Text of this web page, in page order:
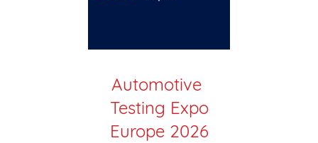
Automotive
Testing Expo
Europe 2026